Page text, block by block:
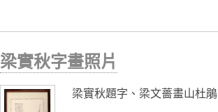
梁實秋字畫照片
梁實秋題字、梁文薔畫山杜鵑